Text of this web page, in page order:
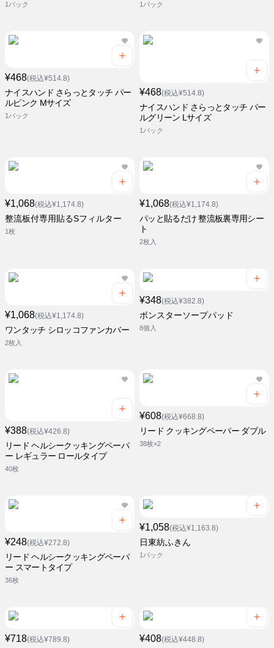
1パック 1パック
¥468(税込¥514.8)
ナイスハンド さらっとタッチ パー
ルピンク Mサイズ
1パック
¥468(税込¥514.8)
ナイスハンド さらっとタッチ パー
ルグリーン Lサイズ
1パック
¥1,068(税込¥1,174.8)
整流板付専用貼るSフィルター
1枚
¥1,068(税込¥1,174.8)
パッと貼るだけ 整流板裏専用シー
ト
2枚入
¥1,068(税込¥1,174.8)
ワンタッチ シロッコファンカバー
2枚入
¥348(税込¥382.8)
ボンスターソープパッド
8個入
¥388(税込¥426.8)
リード ヘルシークッキングペーパ
ー レギュラー ロールタイプ
40枚
¥608(税込¥668.8)
リード クッキングペーパー ダブル
38枚×2
¥248(税込¥272.8)
リード ヘルシークッキングペーパ
ー スマートタイプ
36枚
¥1,058(税込¥1,163.8)
日東紡ふきん
1パック
¥718(税込¥789.8) ¥408(税込¥448.8)